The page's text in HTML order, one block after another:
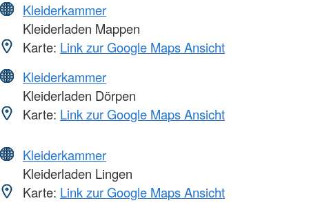
Kleiderkammer
Kleiderladen Mappen
Karte: Link zur Google Maps Ansicht
Kleiderkammer
Kleiderladen Dörpen
Karte: Link zur Google Maps Ansicht
Kleiderkammer
Kleiderladen Lingen
Karte: Link zur Google Maps Ansicht